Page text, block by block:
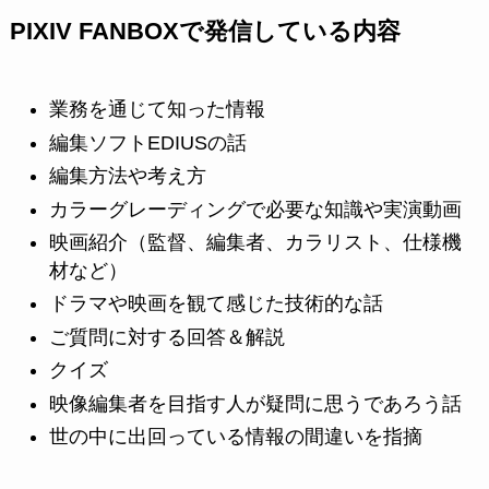
PIXIV FANBOXで発信している内容
業務を通じて知った情報
編集ソフトEDIUSの話
編集方法や考え方
カラーグレーディングで必要な知識や実演動画
映画紹介（監督、編集者、カラリスト、仕様機
材など）
ドラマや映画を観て感じた技術的な話
ご質問に対する回答＆解説
クイズ
映像編集者を目指す人が疑問に思うであろう話
世の中に出回っている情報の間違いを指摘